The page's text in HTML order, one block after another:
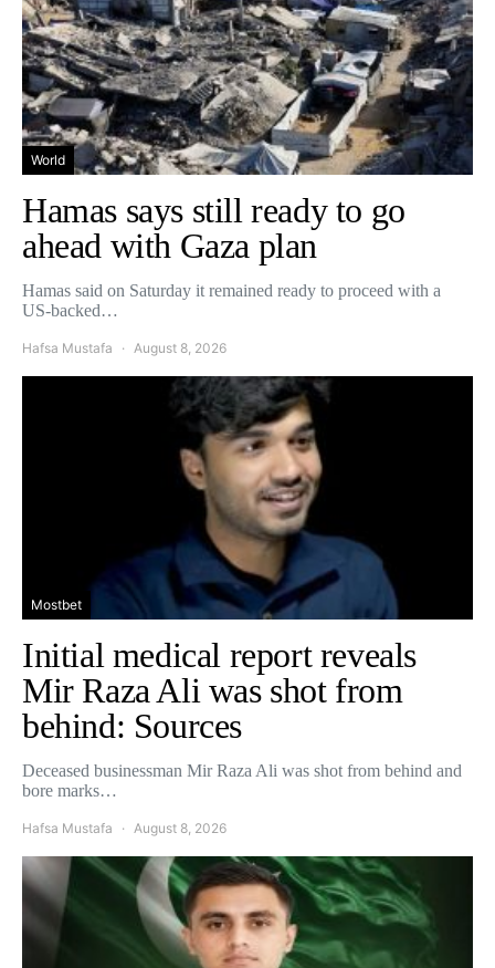
World
Hamas says still ready to go
ahead with Gaza plan
Hamas said on Saturday it remained ready to proceed with a
US-backed…
Hafsa Mustafa August 8, 2026
Mostbet
Initial medical report reveals
Mir Raza Ali was shot from
behind: Sources
Deceased businessman Mir Raza Ali was shot from behind and
bore marks…
Hafsa Mustafa August 8, 2026